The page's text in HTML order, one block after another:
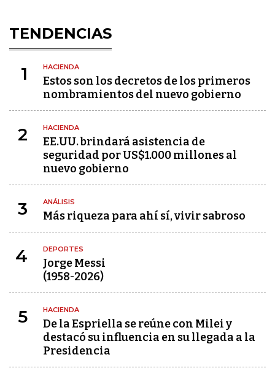
TENDENCIAS
1 HACIENDA
Estos son los decretos de los primeros
nombramientos del nuevo gobierno
2 HACIENDA
EE.UU. brindará asistencia de
seguridad por US$1.000 millones al
nuevo gobierno
3 ANÁLISIS
Más riqueza para ahí sí, vivir sabroso
4 DEPORTES
Jorge Messi
(1958-2026)
5 HACIENDA
De la Espriella se reúne con Milei y
destacó su influencia en su llegada a la
Presidencia